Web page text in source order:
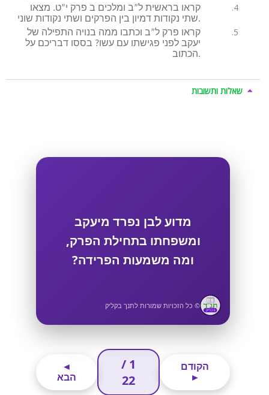
קראו בראשית ל”ב ומלכים ב פרק י”ט. מצאו
שתי נקודות דמיון בין הפרקים ושתי נקודות שוני.
קראו פרק ל”ב וכתבו ממה בנויה התפילה של
יעקב לפני פגישתו עם עשו? בססו דבריכם על
הכתוב.
שאלות ותשובות